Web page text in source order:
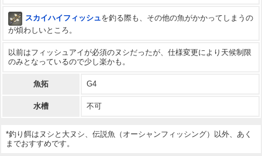
スカイハイフィッシュを釣る際も、その他の魚がかかってしまうの
が煩わしいところ。
以前はフィッシュアイが必須のヌシだったが、仕様変更により天候制限
のみとなっているので少し楽かも。
魚拓 G4
水槽 不可
*釣り餌はヌシと大ヌシ、伝説魚（オーシャンフィッシング）以外、あく
までおすすめです。